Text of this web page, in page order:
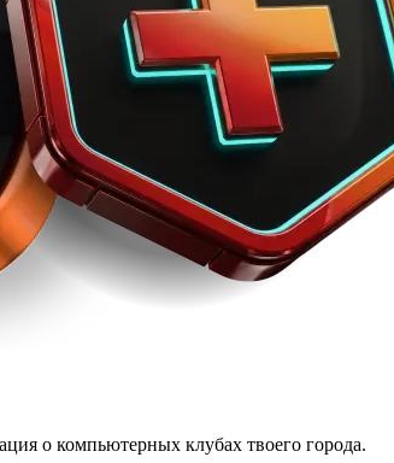
о компьютерных клубах твоего города.